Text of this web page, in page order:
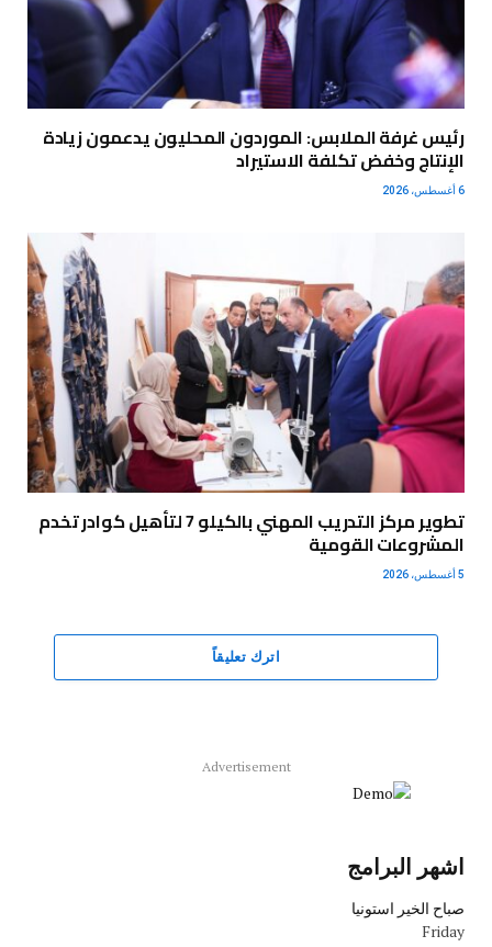
رئيس غرفة الملابس: الموردون المحليون يدعمون زيادة
الإنتاج وخفض تكلفة الاستيراد
6 أغسطس، 2026
تطوير مركز التدريب المهني بالكيلو 7 لتأهيل كوادر تخدم
المشروعات القومية
5 أغسطس، 2026
اترك تعليقاً
Advertisement
اشهر البرامج
صباح الخير استونيا
Friday